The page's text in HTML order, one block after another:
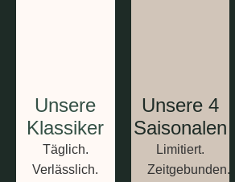
Unsere
Klassiker
Täglich.
Verlässlich.
Unsere 4
Saisonalen
Limitiert.
Zeitgebunden.